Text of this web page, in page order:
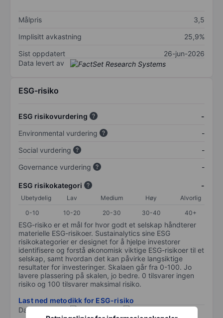
Målpris
3,5
Implisitt avkastning
25,9%
Sist oppdatert
26-jun-2026
Data levert av
ESG-risiko
ESG risikovurdering
-
Environmental vurdering
-
Social vurdering
-
Governance vurdering
-
ESG risikokategori -
Ubetydelig Lav Medium Høy
Alvorlig
0-10
10-20 20-30 30-40 40+
ESG-risiko er et mål for hvor godt et selskap håndterer
materielle ESG-risikoer. Sustainalytics sine ESG
risikokategorier er designet for å hjelpe investorer
identifisere og forstå økonomisk viktige ESG-risikoer til et
selskap, samt hvordan det kan påvirke langsiktige
resultater for investeringer. Skalaen går fra 0-100. Jo
lavere plassering på skalen, jo bedre. 0 tilsvarer ingen
risiko og 100 tilsvarer maksimal risiko.
Last ned metodikk for ESG-risiko
Data levert av